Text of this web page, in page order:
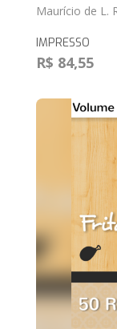
Maurício de L.
IMPRESSO
R$ 84,55